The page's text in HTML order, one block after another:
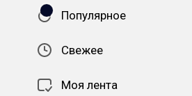
Популярное
Свежее
Моя лента